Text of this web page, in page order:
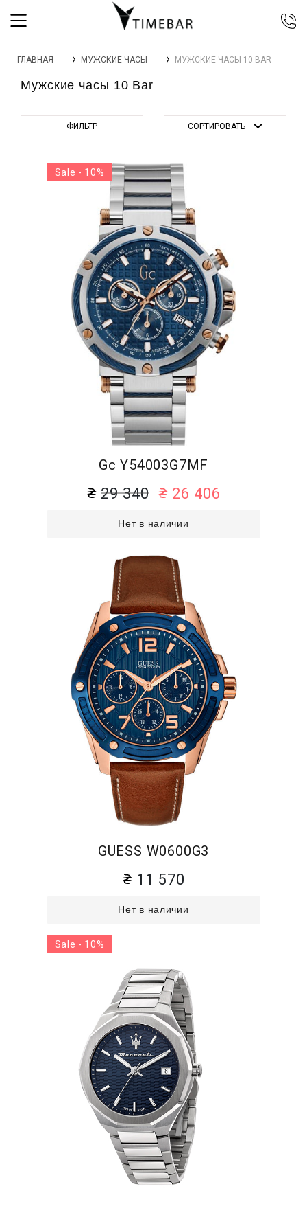
044 392 44 45
099 399 23 80
Бесплатно по Украине
ГЛАВНАЯ МУЖСКИЕ ЧАСЫ МУЖСКИЕ ЧАСЫ 10 BAR
Мужские часы 10 Bar
ФИЛЬТР СОРТИРОВАТЬ
Gc Y54003G7MF
29 340 26 406
Нет в наличии
Sale - 10%
GUESS W0600G3
11 570
Нет в наличии
Sale - 10%